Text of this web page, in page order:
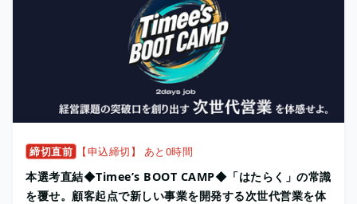
締切直前 【申込締切】 あと0時間
本選考直結◆Timee’s BOOT CAMP◆「はたらく」の常識
を覆せ。顧客起点で新しい事業を開発する次世代営業を体